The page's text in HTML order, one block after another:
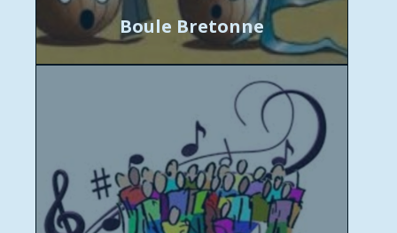
Boule Bretonne